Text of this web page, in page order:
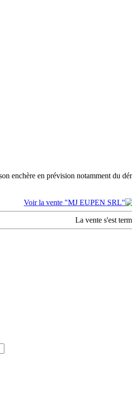
enchère en prévision notamment du
Voir la vente "MJ EUPEN SRL"
La vente s'est